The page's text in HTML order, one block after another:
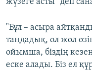
"Бұл – асыра
таңдадық, ол жол
ойымша, біздің
еске алады. Біз ел